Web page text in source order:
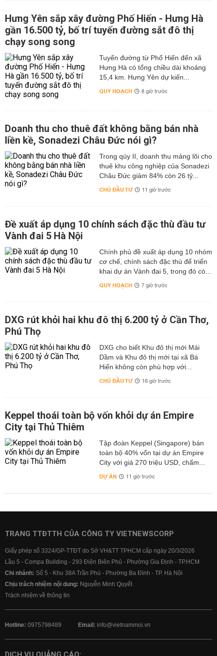
Hưng Yên sắp xây đường Phố Hiến - Hưng Hà
gần 16.500 tỷ, bố trí tuyến đường sắt đô thị
chạy song song
Tuyến đường từ Phố Hiến đến xã
Hưng Hà có tổng chiều dài khoảng
15,4 km. Hưng Yên dự kiến...
QUY HOẠCH 8 giờ trước
Doanh thu cho thuê đất không bằng bán nhà
liền kề, Sonadezi Châu Đức nói gì?
Trong qúy II, doanh thu mảng lõi cho
thuê khu công nghiệp của Sonadezi
Châu Đức giảm 84% còn 26 tỷ...
CHỦ ĐẦU TƯ 11 giờ trước
Đề xuất áp dụng 10 chính sách đặc thù đầu tư
Vành đai 5 Hà Nội
Chính phủ đề xuất áp dụng 10 nhóm
cơ chế, chính sách đặc thù để triển
khai dự án Vành đai 5, trong đó có...
QUY HOẠCH 7 giờ trước
DXG rút khỏi hai khu đô thị 6.200 tỷ ở Cần Thơ,
Phú Thọ
DXG cho biết Khu đô thị mới Mái
Dầm và Khu đô thị mới tại xã Bá
Hiến không còn phù hợp với...
CHỦ ĐẦU TƯ 16 giờ trước
Keppel thoái toàn bộ vốn khỏi dự án Empire
City tại Thủ Thiêm
Tập đoàn Keppel (Singapore) bán
toàn bộ 40% vốn tại dự án Empire
City với giá 270 triệu USD, chấm...
DỰ ÁN 11 giờ trước
TRANG TTĐTTH CỦA CÔNG TY VIETNEWSCORP
Giấy phép số 3324/GP-TTĐT do Sở VH&TT TPHCM cấp ngày 20/3/2026
Lầu 5 - Compa Building - 293 Điện Biên Phủ - Phường Gia Định - TP.HCM
Chi nhánh: Số 5 - Khu 38A Trần Phú - Phường Ba Đình - TP. Hà Nội
Chịu trách nhiệm nội dung: Nguyễn Minh Quyết
Trách nhiệm về thông tin
Hotline: 0975798489 Email: info@vietnammoi.vn